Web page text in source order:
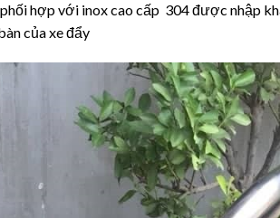
hợp với inox cao cấp 304 được nhập
của xe đẩy